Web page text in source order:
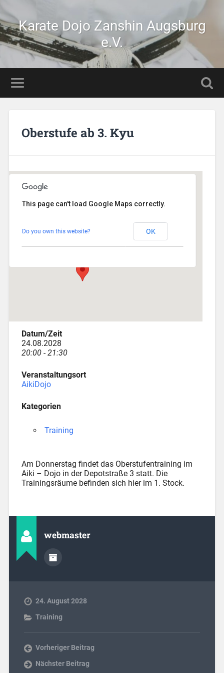
Karate Dojo Zanshin Augsburg
e.V.
Oberstufe ab 3. Kyu
Veranstaltungen
This page can't load Google Maps correctly.
Do you own this website? OK
Datum/Zeit
24.08.2028
20:00 - 21:30
Veranstaltungsort
AikiDojo
Kategorien
Training
Am Donnerstag findet das Oberstufentraining im
Aiki – Dojo in der Depotstraße 3 statt. Die
Trainingsräume befinden sich hier im 1. Stock.
webmaster
24. August 2028
Training
Vorheriger Beitrag
Nächster Beitrag